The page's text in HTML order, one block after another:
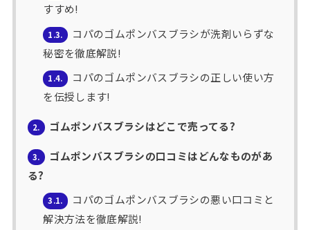
すすめ!
1.3.
コパのゴムポンバスブラシが洗剤いらずな
秘密を徹底解説!
1.4.
コパのゴムポンバスブラシの正しい使い方
を伝授します!
2. ゴムポンバスブラシはどこで売ってる?
3.
ゴムポンバスブラシの口コミはどんなものがあ
る?
3.1.
コパのゴムポンバスブラシの悪い口コミと
解決方法を徹底解説!